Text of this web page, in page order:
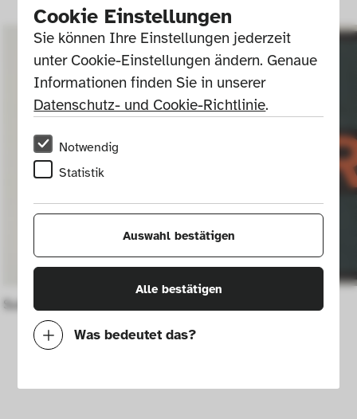
Cookie Einstellungen
Sie können Ihre Einstellungen jederzeit
unter Cookie-Einstellungen ändern. Genaue
Informationen finden Sie in unserer
Datenschutz- und Cookie-Richtlinie.
Notwendig
Statistik
Auswahl bestätigen
Alle bestätigen
Was bedeutet das?
Mit diesen Cookies können wir durch
Sufragettes to She-Devils